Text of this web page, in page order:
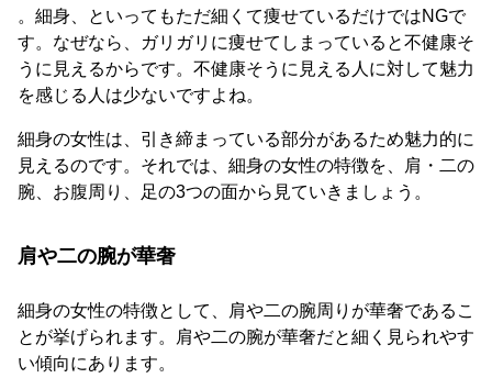
。細身、といってもただ細くて痩せているだけではNGで
す。なぜなら、ガリガリに痩せてしまっていると不健康そ
うに見えるからです。不健康そうに見える人に対して魅力
を感じる人は少ないですよね。
細身の女性は、引き締まっている部分があるため魅力的に
見えるのです。それでは、細身の女性の特徴を、肩・二の
腕、お腹周り、足の3つの面から見ていきましょう。
肩や二の腕が華奢
細身の女性の特徴として、肩や二の腕周りが華奢であるこ
とが挙げられます。肩や二の腕が華奢だと細く見られやす
い傾向にあります。